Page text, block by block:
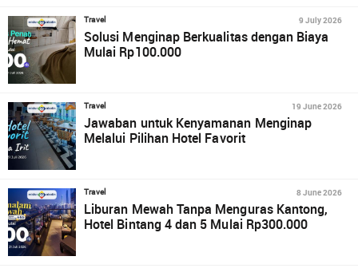
Travel 9 July 2026
Solusi Menginap Berkualitas dengan Biaya
Mulai Rp100.000
Travel 19 June 2026
Jawaban untuk Kenyamanan Menginap
Melalui Pilihan Hotel Favorit
Travel 8 June 2026
Liburan Mewah Tanpa Menguras Kantong,
Hotel Bintang 4 dan 5 Mulai Rp300.000